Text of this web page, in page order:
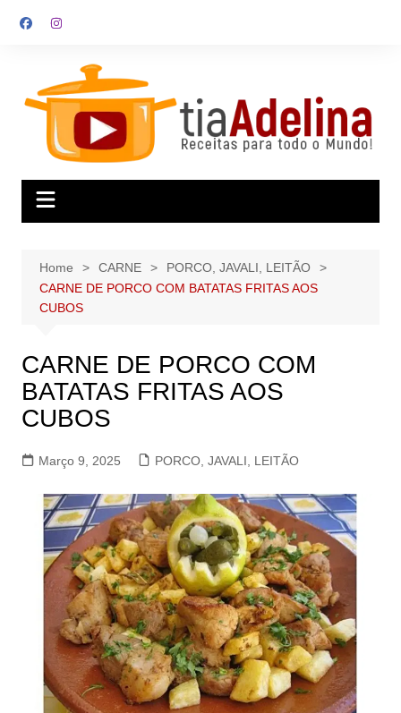
Home CARNE
PORCO, JAVALI, LEITÃO
CARNE DE PORCO COM BATATAS FRITAS AOS
CUBOS
CARNE DE PORCO COM
BATATAS FRITAS AOS
CUBOS
Março 9, 2025 PORCO, JAVALI, LEITÃO